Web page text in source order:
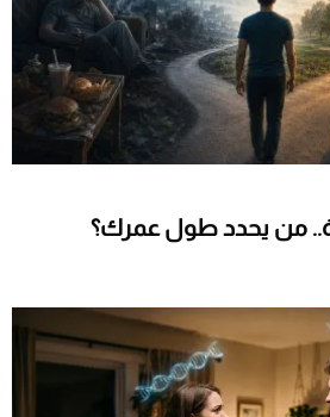
من يحدد طول عمرك؟